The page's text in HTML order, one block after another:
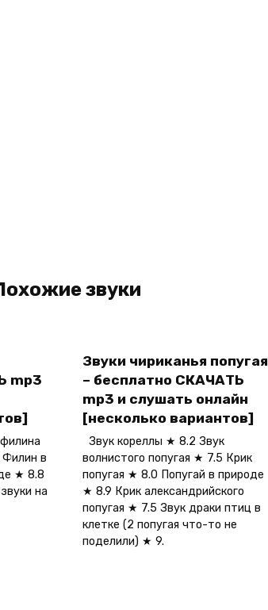
звуки
mp3
в
★ 8.8
на
Звуки чириканья попугая
– бесплатно СКАЧАТЬ
mp3 и слушать онлайн
[несколько вариантов]
Звук кореллы ★ 8.2 Звук
волнистого попугая ★ 7.5 Крик
попугая ★ 8.0 Попугай в природе
★ 8.9 Крик александрийского
попугая ★ 7.5 Звук драки птиц в
клетке (2 попугая что-то не
поделили) ★ 9.